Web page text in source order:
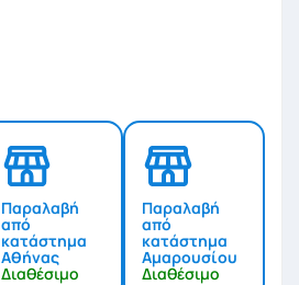
Παραλαβή
από
κατάστημα
Αθήνας
Διαθέσιμο
Παραλαβή
από
κατάστημα
Αμαρουσίου
Διαθέσιμο